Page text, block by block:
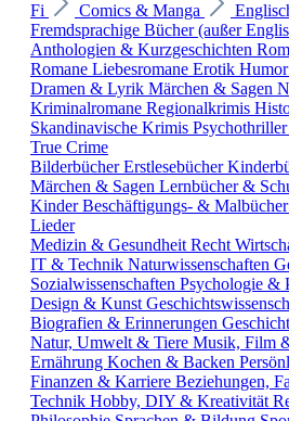
Fi
Comics & Manga
Fremdsprachige Bücher (außer
Anthologien & Kurzgeschichten
Romane Liebesromane Erotik
Dramen & Lyrik Märchen & Sagen
Kriminalromane Regionalkrimis
Skandinavische Krimis Psychothriller
True Crime
BilderbücherErstlesebücher
Märchen & Sagen Lernbücher &
KinderBeschäftigungs- & Malbücher
Lieder
Medizin & Gesundheit Recht
IT & Technik Naturwissenschaften
Sozialwissenschaften Psychologie &
Design & Kunst
Biografien & Erinnerungen
Natur, Umwelt & Tiere Musik, Film
Ernährung Kochen & Backen
Finanzen & Karriere Beziehungen,
Technik Hobby, DIY & Kreativität